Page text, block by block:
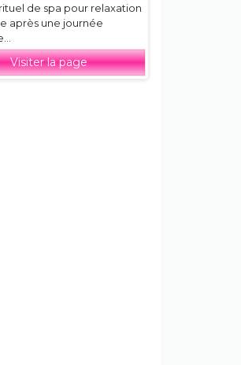
de spa pour relaxation
après une journée
Visiter la page